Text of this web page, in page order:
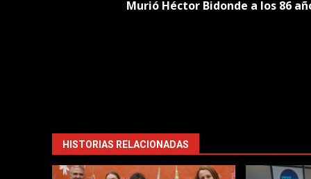
Murió Héctor Bidonde a los 86
HISTORIAS RELACIONADAS